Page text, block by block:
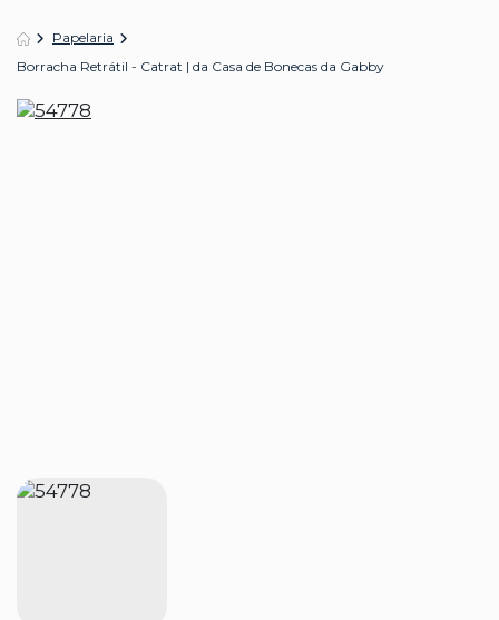
Papelaria
Borracha Retrátil - Catrat | da Casa de Bonecas da Gabby